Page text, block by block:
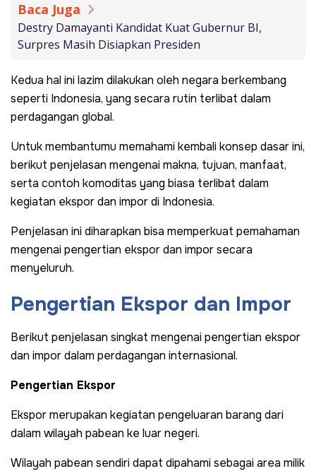
Baca Juga
Destry Damayanti Kandidat Kuat Gubernur BI,
Surpres Masih Disiapkan Presiden
Kedua hal ini lazim dilakukan oleh negara berkembang
seperti Indonesia, yang secara rutin terlibat dalam
perdagangan global.
Untuk membantumu memahami kembali konsep dasar ini,
berikut penjelasan mengenai makna, tujuan, manfaat,
serta contoh komoditas yang biasa terlibat dalam
kegiatan ekspor dan impor di Indonesia.
Penjelasan ini diharapkan bisa memperkuat pemahaman
mengenai pengertian ekspor dan impor secara
menyeluruh.
Pengertian Ekspor dan Impor
Berikut penjelasan singkat mengenai pengertian ekspor
dan impor dalam perdagangan internasional.
Pengertian Ekspor
Ekspor merupakan kegiatan pengeluaran barang dari
dalam wilayah pabean ke luar negeri.
Wilayah pabean sendiri dapat dipahami sebagai area milik